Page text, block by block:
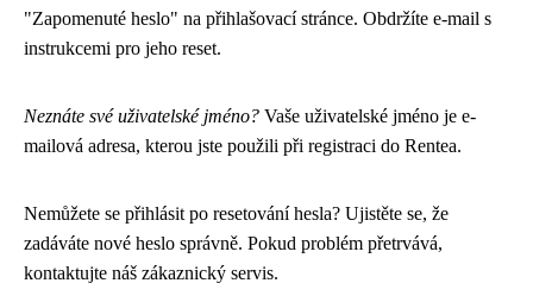
"Zapomenuté heslo" na přihlašovací stránce. Obdržíte e-mail s
instrukcemi pro jeho reset.
Neznáte své uživatelské jméno? Vaše uživatelské jméno je e-
mailová adresa, kterou jste použili při registraci do Rentea.
Nemůžete se přihlásit po resetování hesla? Ujistěte se, že
zadáváte nové heslo správně. Pokud problém přetrvává,
kontaktujte náš zákaznický servis.